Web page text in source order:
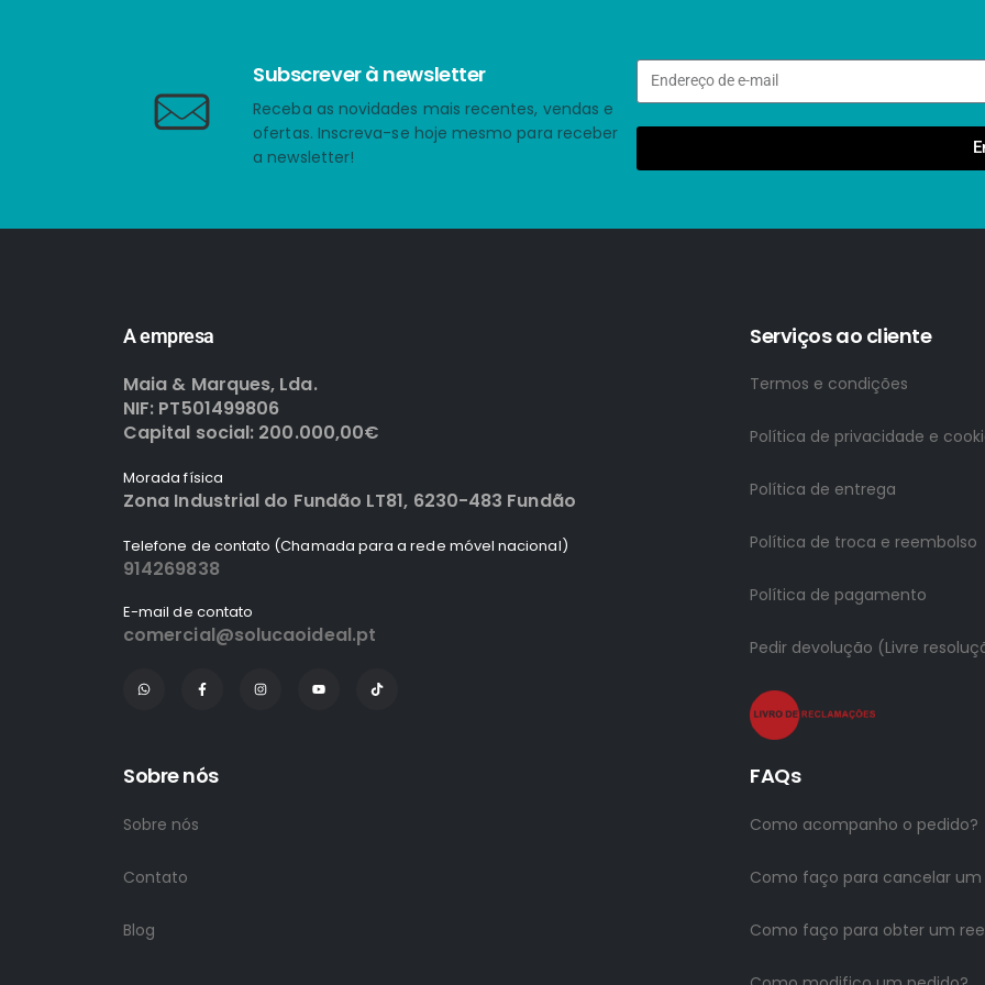
Subscrever à newsletter
Receba as novidades mais recentes, vendas e
ofertas. Inscreva-se hoje mesmo para receber
a newsletter!
A empresa
Maia & Marques, Lda.
NIF: PT501499806
Capital social: 200.000,00€
Morada física
Zona Industrial do Fundão LT81, 6230-483 Fundão
Telefone de contato (Chamada para a rede móvel nacional)
914269838
E-mail de contato
comercial@solucaoideal.pt
Serviços ao cliente
Termos e condições
Política de privacidade e
Política de entrega
Política de troca e reembolso
Política de pagamento
Pedir devolução (Livre
Sobre nós
Sobre nós
Contato
Blog
FAQs
Como acompanho o pedido?
Como faço para cancelar um
Como faço para obter um